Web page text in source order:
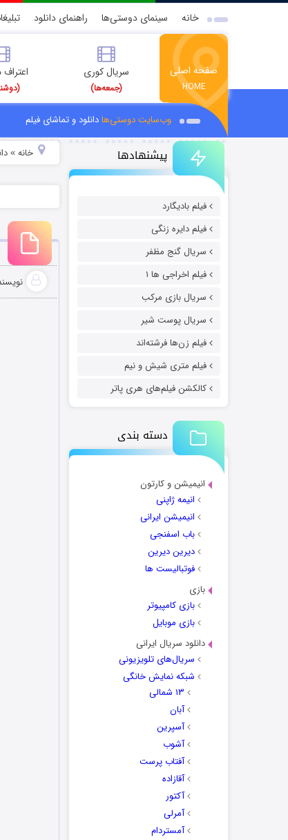
خانه سینمای دوستی‌ها راهنمای دانلود
صفحه اصلی
HOME
سریال کوری
(جمعه‌ها)
وب‌سایت دوستی‌هادانلود و تماشای فیلم
پیشنهادها
فیلم بادیگارد
فیلم دایره زنگی
سریال گنج مظفر
فیلم اخراجی ها ۱
سریال بازی مرکب
سریال پوست شیر
فیلم زن‌ها فرشته‌اند
فیلم متری شیش و نیم
کالکشن فیلم‌های هری پاتر
دسته بندی
انیمیشن و کارتون
انیمه ژاپنی
انیمیشن ایرانی
باب اسفنجی
دیرین دیرین
فوتبالیست ها
بازی
بازی کامپیوتر
بازی موبایل
دانلود سریال ایرانی
سریال‌های تلویزیونی
شبکه نمایش خانگی
۱۳ شمالی
آبان
آسپرین
آشوب
آفتاب پرست
آقازاده
آکتور
آمرلی
آمستردام
خانه»